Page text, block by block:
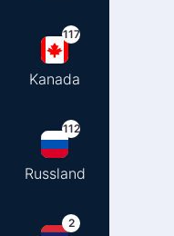
117
Kanada
112
Russland
2